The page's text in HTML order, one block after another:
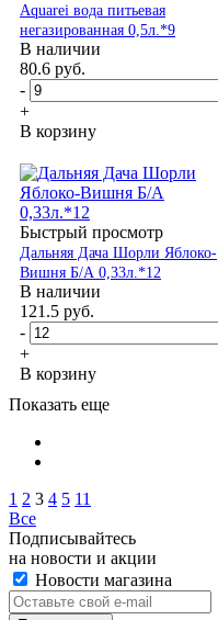
Aquarei вода питьевая
негазированная 0,5л.*9
В наличии
80.6 руб.
-
+
В корзину
Быстрый просмотр
Дальняя Дача Шорли Яблоко-
Вишня Б/А 0,33л.*12
В наличии
121.5 руб.
-
+
В корзину
Показать еще
1 2 3 4 5 11
Все
Подписывайтесь
на новости и акции
Новости магазина